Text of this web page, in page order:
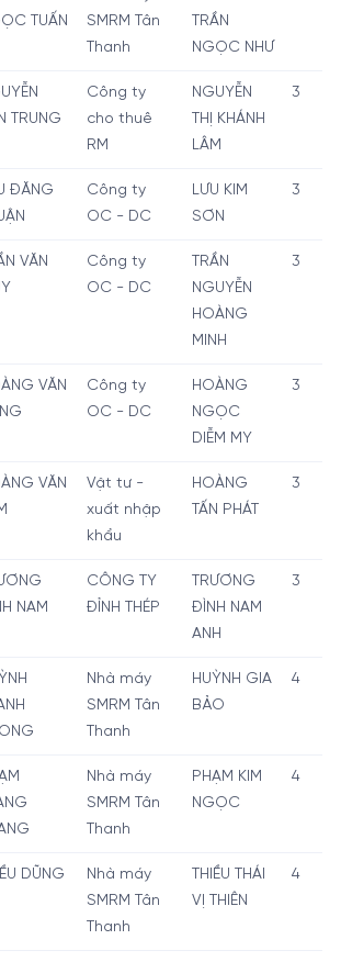
TUẤN
SMRM Tân
Thanh
TRẦN
NGỌC NHƯ
TRUNG
Công ty
cho thuê
RM
NGUYỄN
THỊ KHÁNH
LÂM
3
ĐĂNG
Công ty
OC - DC
LƯU KIM
SƠN
3
VĂN
Công ty
OC - DC
TRẦN
NGUYỄN
HOÀNG
MINH
3
VĂN
Công ty
OC - DC
HOÀNG
NGỌC
DIỄM MY
3
VĂN
Vật tư -
xuất nhập
khẩu
HOÀNG
TẤN PHÁT
3
NAM
CÔNG TY
ĐỈNH THÉP
TRƯƠNG
ĐÌNH NAM
ANH
3
Nhà máy
SMRM Tân
Thanh
HUỲNH GIA
BẢO
4
Nhà máy
SMRM Tân
Thanh
PHẠM KIM
NGỌC
4
DŨNG
Nhà máy
SMRM Tân
Thanh
THIỀU THÁI
VỊ THIÊN
4